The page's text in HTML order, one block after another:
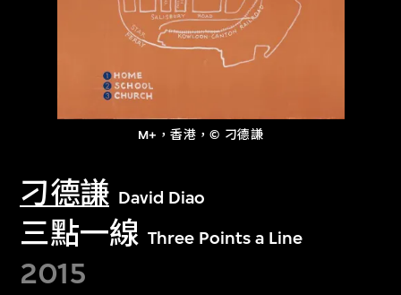
M+，香港，© 刁德謙
刁德謙 David Diao
三點一線 Three Points a Line
2015
探索世界頂級的二十及二十一世紀視覺